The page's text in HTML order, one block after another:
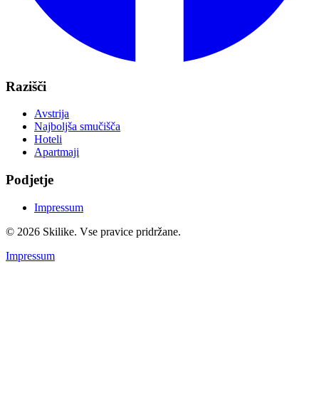
Razišči
Avstrija
Najboljša smučišča
Hoteli
Apartmaji
Podjetje
Impressum
© 2026 Skilike. Vse pravice pridržane.
Impressum